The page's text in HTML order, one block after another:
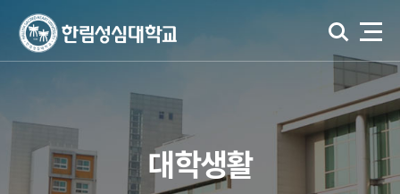
대학생활